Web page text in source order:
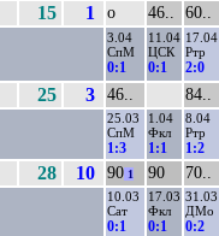
15 1 о 46.. 60..
3.04
СпМ
0:1
11.04
ЦСК
0:1
17.04
Ртр
2:0
25 3 46.. 84..
25.03
СпМ
1:3
1.04
Фкл
1:1
8.04
Ртр
1:2
28 10 90 1 90 70..
10.03
Сат
0:1
17.03
Фкл
0:1
31.03
ДМо
0:2